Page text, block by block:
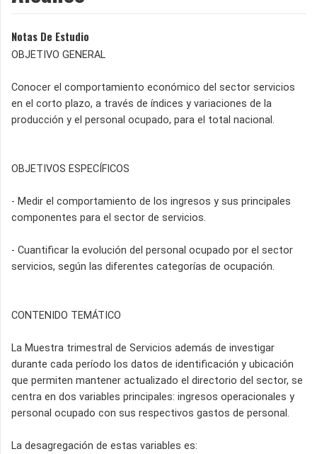
Notas De Estudio
OBJETIVO GENERAL
Conocer el comportamiento económico del sector servicios
en el corto plazo, a través de índices y variaciones de la
producción y el personal ocupado, para el total nacional.
OBJETIVOS ESPECÍFICOS
- Medir el comportamiento de los ingresos y sus principales
componentes para el sector de servicios.
- Cuantificar la evolución del personal ocupado por el sector
servicios, según las diferentes categorías de ocupación.
CONTENIDO TEMÁTICO
La Muestra trimestral de Servicios además de investigar
durante cada período los datos de identificación y ubicación
que permiten mantener actualizado el directorio del sector, se
centra en dos variables principales: ingresos operacionales y
personal ocupado con sus respectivos gastos de personal.
La desagregación de estas variables es: